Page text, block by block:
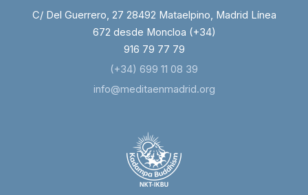
C/ Del Guerrero, 27 28492 Mataelpino, Madrid Línea
672 desde Moncloa (+34)
916 79 77 79
(+34) 699 11 08 39
info@meditaenmadrid.org